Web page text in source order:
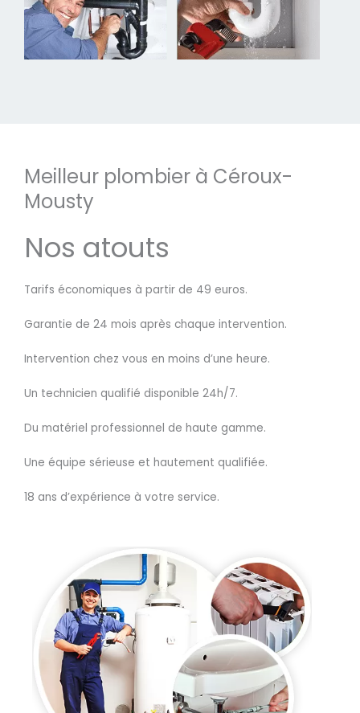
Meilleur plombier à Céroux-
Mousty
Nos atouts
Tarifs économiques à partir de 49 euros.
Garantie de 24 mois après chaque intervention.
Intervention chez vous en moins d’une heure.
Un technicien qualifié disponible 24h/7.
Du matériel professionnel de haute gamme.
Une équipe sérieuse et hautement qualifiée.
18 ans d’expérience à votre service.